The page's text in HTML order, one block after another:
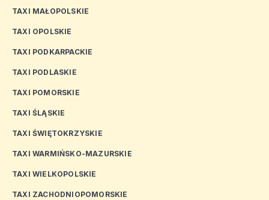
TAXI MAŁOPOLSKIE
TAXI OPOLSKIE
TAXI PODKARPACKIE
TAXI PODLASKIE
TAXI POMORSKIE
TAXI ŚLĄSKIE
TAXI ŚWIĘTOKRZYSKIE
TAXI WARMIŃSKO-MAZURSKIE
TAXI WIELKOPOLSKIE
TAXI ZACHODNIOPOMORSKIE